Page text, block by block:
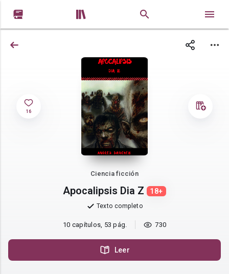
 
16
Ciencia ficción
Apocalipsis Dia Z 18+
Texto completo
10 capítulos, 53 pág. 730
Leer